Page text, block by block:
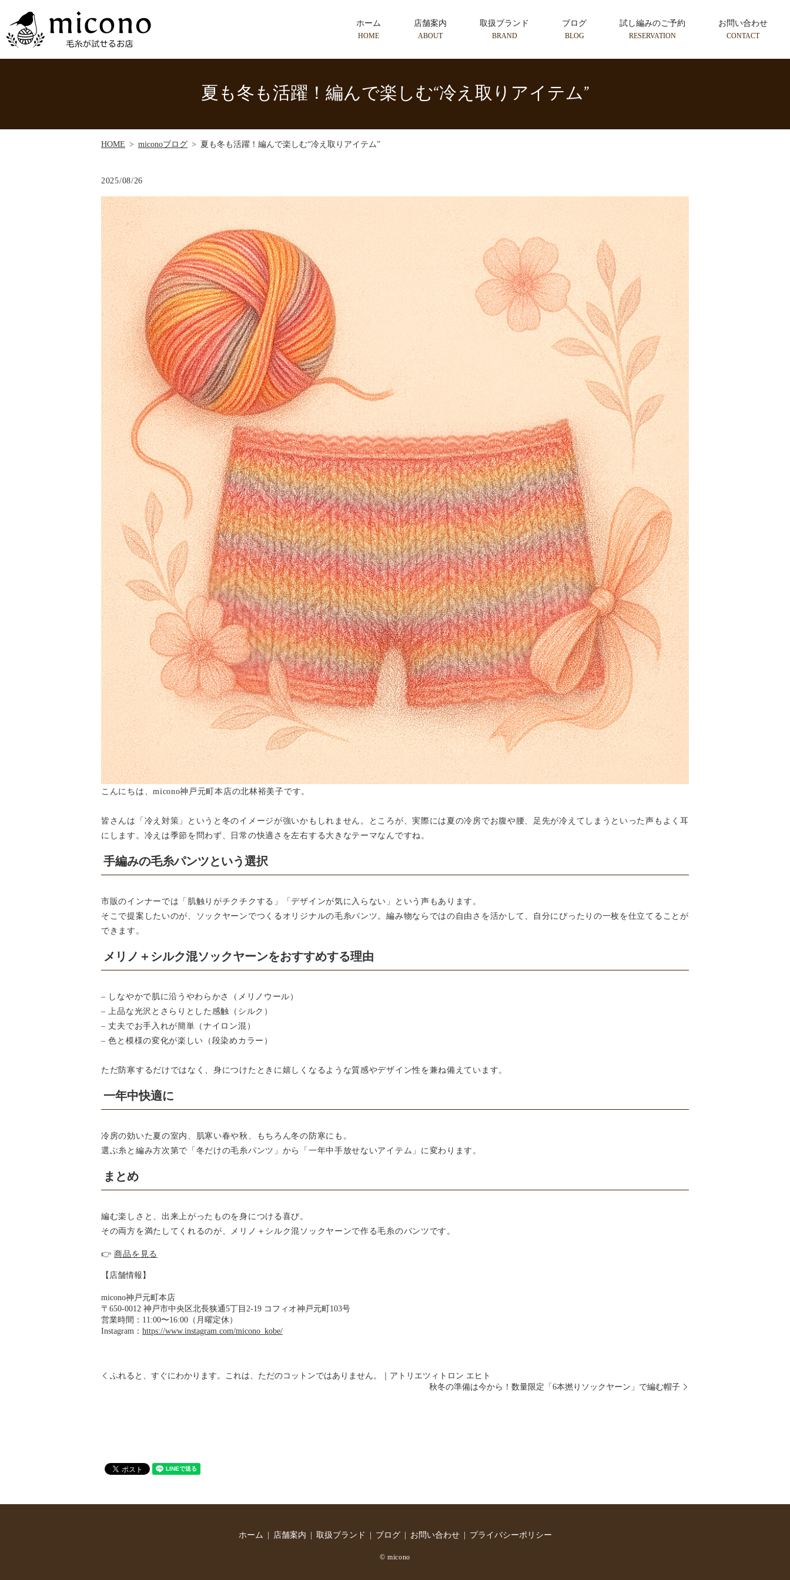
ホーム
HOME
店舗案内
ABOUT
取扱ブランド
BRAND
ブログ
BLOG
試し編みのご予約
RESERVATION
お問い合わせ
CONTACT
夏も冬も活躍！編んで楽しむ“冷え取りアイテム”
HOME miconoブログ 夏も冬も活躍！編んで楽しむ“冷え取りアイテム”
2025/08/26
こんにちは、micono神戸元町本店の北林裕美子です。
皆さんは「冷え対策」というと冬のイメージが強いかもしれません。ところが、実際には夏の冷房でお腹や腰、足先が冷えてしまうといった声もよく耳
にします。冷えは季節を問わず、日常の快適さを左右する大きなテーマなんですね。
手編みの毛糸パンツという選択
市販のインナーでは「肌触りがチクチクする」「デザインが気に入らない」という声もあります。
そこで提案したいのが、ソックヤーンでつくるオリジナルの毛糸パンツ。編み物ならではの自由さを活かして、自分にぴったりの一枚を仕立てることが
できます。
メリノ＋シルク混ソックヤーンをおすすめする理由
– しなやかで肌に沿うやわらかさ（メリノウール）
– 上品な光沢とさらりとした感触（シルク）
– 丈夫でお手入れが簡単（ナイロン混）
– 色と模様の変化が楽しい（段染めカラー）
ただ防寒するだけではなく、身につけたときに嬉しくなるような質感やデザイン性を兼ね備えています。
一年中快適に
冷房の効いた夏の室内、肌寒い春や秋、もちろん冬の防寒にも。
選ぶ糸と編み方次第で「冬だけの毛糸パンツ」から「一年中手放せないアイテム」に変わります。
まとめ
編む楽しさと、出来上がったものを身につける喜び。
その両方を満たしてくれるのが、メリノ＋シルク混ソックヤーンで作る毛糸のパンツです。
👉商品を見る
【店舗情報】
micono神戸元町本店
〒650-0012 神戸市中央区北長狭通5丁目2-19 コフィオ神戸元町103号
営業時間：11:00〜16:00（月曜定休）
Instagram： https://www.instagram.com/micono_kobe/
ふれると、すぐにわかります。これは、ただのコットンではありません。｜アトリエツィトロン エヒト
秋冬の準備は今から！数量限定「6本撚りソックヤーン」で編む帽子
ホーム 店舗案内 取扱ブランド ブログ お問い合わせ プライバシーポリシー
© micono